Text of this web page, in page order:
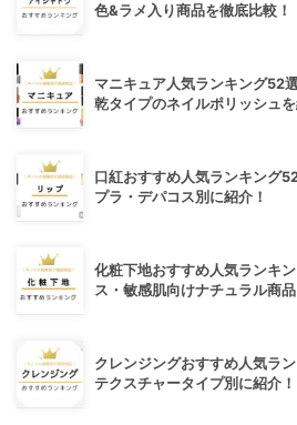
色&ラメ入り商品を徹底比較！
マニキュア人気ランキング52
乾タイプのネイルポリッシュを
口紅おすすめ人気ランキング
プラ・デパコス別に紹介！
化粧下地おすすめ人気ランキ
ス・敏感肌向けナチュラル商品
クレンジングおすすめ人気ラ
テクスチャータイプ別に紹介！